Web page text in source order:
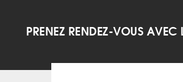
PRENEZ RENDEZ-VOUS